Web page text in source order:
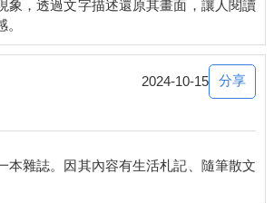
的半熟人生。
了幾個夥伴，不是選秀，不是通過公司亂
團地站上了大舞臺。
會，第一場粉絲居然好多萬，笑聲淚水不
水，亞洲巡迴，登上節目、雜誌排行榜，
事情好玩，每天換車繞好久才能回去，因
象，透過文字描述還原其畫面，讓人閱讀
2024-10-15 分享
本雜誌。因其內容有生活札記、隨筆散文